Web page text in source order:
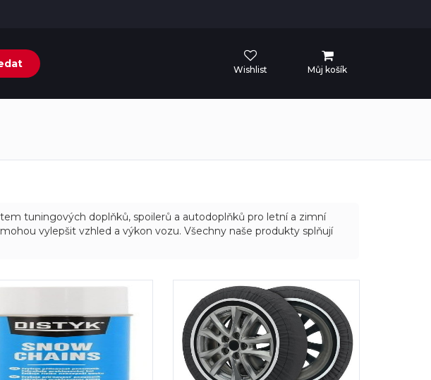
Wishlist Můj košík
tuningových doplňků, spoilerů a autodoplňků pro letní a zimní
vylepšit vzhled a výkon vozu. Všechny naše produkty splňují